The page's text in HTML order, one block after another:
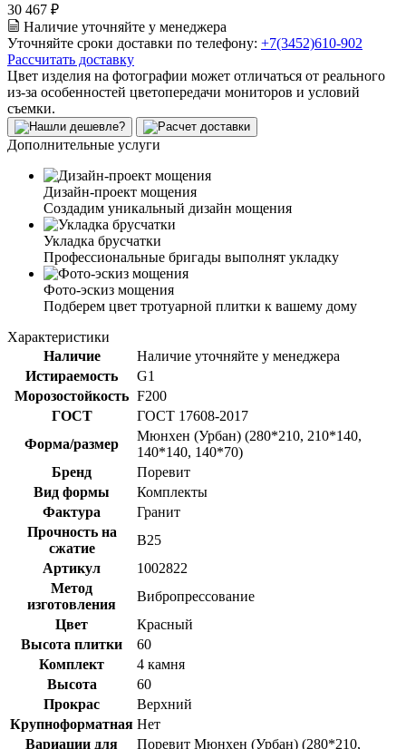
30 467 ₽
Наличие уточняйте у менеджера
Уточняйте сроки доставки по телефону: +7(3452)610-902
Рассчитать доставку
Цвет изделия на фотографии может отличаться от реального
из-за особенностей цветопередачи мониторов и условий
съемки.
Дополнительные услуги
Дизайн-проект мощения
Создадим уникальный дизайн мощения
Укладка брусчатки
Профессиональные бригады выполнят укладку
Фото-эскиз мощения
Подберем цвет тротуарной плитки к вашему дому
Характеристики
Наличие
Наличие уточняйте у менеджера
Истираемость
G1
Морозостойкость F200
ГОСТ
ГОСТ 17608-2017
Форма/размер
Мюнхен (Урбан) (280*210, 210*140,
140*140, 140*70)
Бренд
Поревит
Вид формы
Комплекты
Фактура
Гранит
Прочность на
сжатие
B25
Артикул
1002822
Метод
изготовления
Вибропрессование
Цвет
Красный
Высота плитки
60
Комплект
4 камня
Высота
60
Прокрас
Верхний
Крупноформатная Нет
Вариации для
Поревит Мюнхен (Урбан) (280*210,